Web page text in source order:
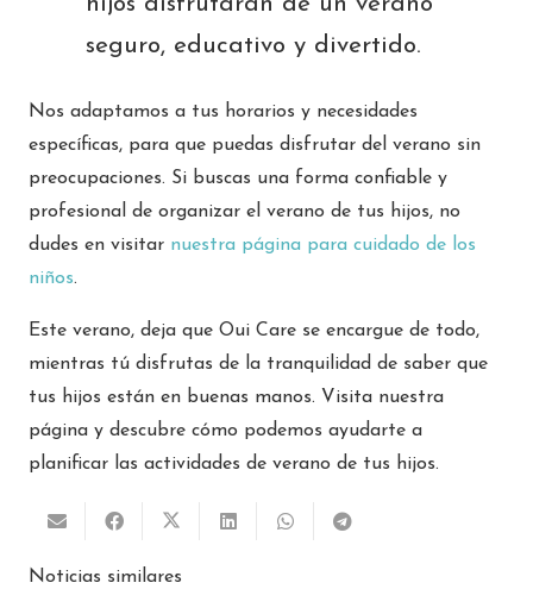
seguro, educativo y divertido.
Nos adaptamos a tus horarios y necesidades
específicas, para que puedas disfrutar del verano sin
preocupaciones. Si buscas una forma confiable y
profesional de organizar el verano de tus hijos, no
dudes en visitar nuestra página para cuidado de los
niños.
Este verano, deja que Oui Care se encargue de todo,
mientras tú disfrutas de la tranquilidad de saber que
tus hijos están en buenas manos. Visita nuestra
página y descubre cómo podemos ayudarte a
planificar las actividades de verano de tus hijos.
Noticias similares